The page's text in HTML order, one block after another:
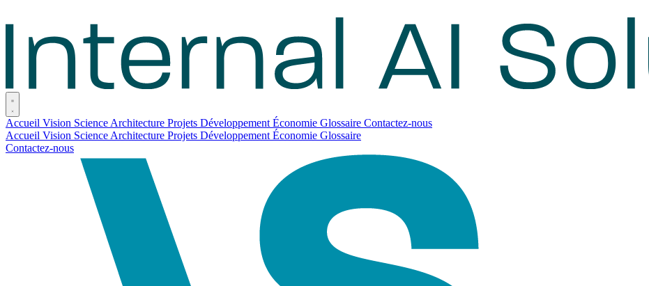
Accueil Vision Science Architecture Projets Développement Économie Glossaire Contactez-nous
Accueil Vision Science Architecture Projets Développement Économie Glossaire
Contactez-nous